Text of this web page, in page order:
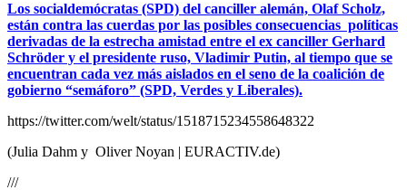
Los socialdemócratas (SPD) del canciller alemán, Olaf Scholz,
están contra las cuerdas por las posibles consecuencias políticas
derivadas de la estrecha amistad entre el ex canciller Gerhard
Schröder y el presidente ruso, Vladimir Putin, al tiempo que se
encuentran cada vez más aislados en el seno de la coalición de
gobierno “semáforo” (SPD, Verdes y Liberales).
https://twitter.com/welt/status/1518715234558648322
(Julia Dahm y Oliver Noyan | EURACTIV.de)
///